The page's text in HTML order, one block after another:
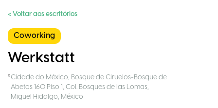
< Voltar aos escritórios
Coworking
Werkstatt
Cidade do México, Bosque de Ciruelos-Bosque de
Abetos 160 Piso 1, Col. Bosques de las Lomas,
Miguel Hidalgo, México